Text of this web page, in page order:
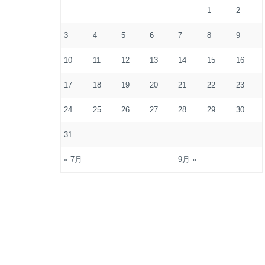
1 2
3 4 5 6 7 8 9
10 11 12 13 14 15 16
17 18 19 20 21 22 23
24 25 26 27 28 29 30
31
« 7月 9月 »